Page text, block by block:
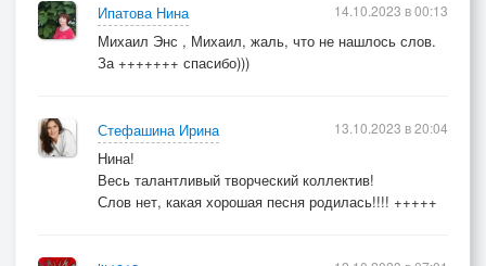
Вместе.
Даже и дня не прожить.
Светятся счастьем глаза.
Бьются сердца мотыльками.
Тянутся губы к губам.
Нежность любви пьём глотками.
Он.
Ипатова Нина
Михаил Энс , Михаил, жаль, что не нашлось слов.
За +++++++ спасибо)))
14.10.2023 в 00:13
Стефашина Ирина
Нина!
Весь талантливый творческий коллектив!
Слов нет, какая хорошая песня родилась!!!! +++++
13.10.2023 в 20:04